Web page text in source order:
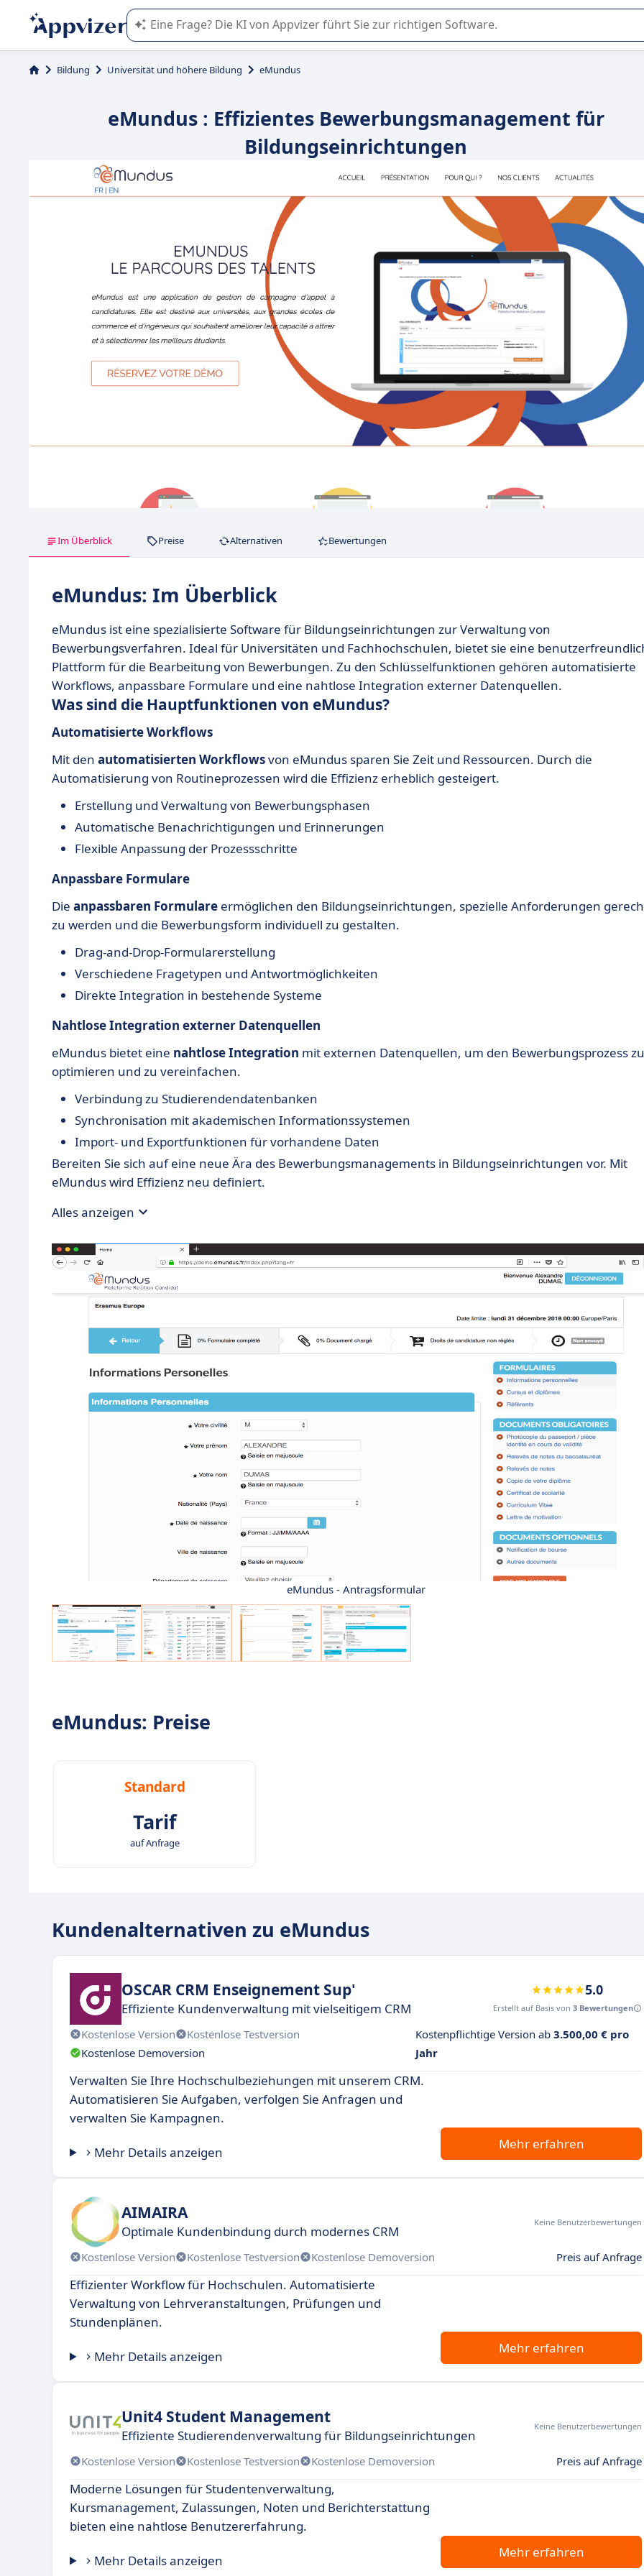
Die KI von Appvizer führt Sie bei der Nutzung oder Auswahl von SaaS-Software in Unternehmen.
Bildung Universität und höhere Bildung eMundus
eMundus : Effizientes Bewerbungsmanagement für
Bildungseinrichtungen
Im Überblick Preise Alternativen Bewertungen
eMundus: Im Überblick
eMundus ist eine spezialisierte Software für Bildungseinrichtungen zur Verwaltung von
Bewerbungsverfahren. Ideal für Universitäten und Fachhochschulen, bietet sie eine
Plattform für die Bearbeitung von Bewerbungen. Zu den Schlüsselfunktionen gehören automatisierte
Workflows, anpassbare Formulare und eine nahtlose Integration externer Datenquellen.
Was sind die Hauptfunktionen von eMundus?
Automatisierte Workflows
Mit den automatisierten Workflowsvon eMundus sparen Sie Zeit und Ressourcen. Durch die
Automatisierung von Routineprozessen wird die Effizienz erheblich gesteigert.
Erstellung und Verwaltung von Bewerbungsphasen
Automatische Benachrichtigungen und Erinnerungen
Flexible Anpassung der Prozessschritte
Anpassbare Formulare
Die anpassbaren Formulare ermöglichen den Bildungseinrichtungen, spezielle Anforderungen
zu werden und die Bewerbungsform individuell zu gestalten.
Drag-and-Drop-Formularerstellung
Verschiedene Fragetypen und Antwortmöglichkeiten
Direkte Integration in bestehende Systeme
Nahtlose Integration externer Datenquellen
eMundus bietet eine nahtlose Integration mit externen Datenquellen, um den Bewerbungsprozess zu
optimieren und zu vereinfachen.
Verbindung zu Studierendendatenbanken
Synchronisation mit akademischen Informationssystemen
Import- und Exportfunktionen für vorhandene Daten
Bereiten Sie sich auf eine neue Ära des Bewerbungsmanagements in Bildungseinrichtungen vor. Mit
eMundus wird Effizienz neu definiert.
Alles anzeigen
eMundus - Antragsformular
eMundus: Preise
Standard
Tarif
auf Anfrage
Kundenalternativen zu eMundus
OSCAR CRM Enseignement Sup'
Effiziente Kundenverwaltung mit vielseitigem CRM
5.0
Erstellt auf Basis von 3 Bewertungen
Kostenlose Version
Kostenlose Testversion
Kostenlose Demoversion
Kostenpflichtige Version ab3.500,00 € pro
Jahr
Verwalten Sie Ihre Hochschulbeziehungen mit unserem CRM.
Automatisieren Sie Aufgaben, verfolgen Sie Anfragen und
verwalten Sie Kampagnen.
Mehr Details anzeigen
Mehr erfahren
AIMAIRA
Optimale Kundenbindung durch modernes CRM
Keine Benutzerbewertungen
Kostenlose Version Kostenlose Testversion Kostenlose Demoversion Preis auf Anfrage
Effizienter Workflow für Hochschulen. Automatisierte
Verwaltung von Lehrveranstaltungen, Prüfungen und
Stundenplänen.
Mehr Details anzeigen
Mehr erfahren
Unit4 Student Management
Effiziente Studierendenverwaltung für Bildungseinrichtungen
Keine Benutzerbewertungen
Kostenlose Version Kostenlose Testversion Kostenlose Demoversion Preis auf Anfrage
Moderne Lösungen für Studentenverwaltung,
Kursmanagement, Zulassungen, Noten und Berichterstattung
bieten eine nahtlose Benutzererfahrung.
Mehr Details anzeigen
Mehr erfahren